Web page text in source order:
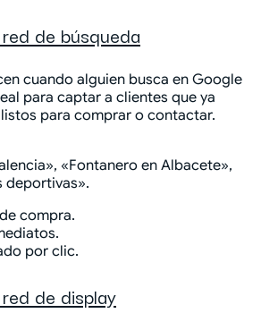
de búsqueda
cuando alguien busca en Google
para captar a clientes que ya
para comprar o contactar.
«Fontanero en Albacete»,
deportivas».
compra.
por clic.
de display